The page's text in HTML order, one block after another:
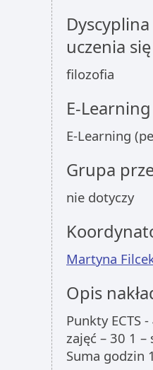
uczenia się
filozofia
E-Learning
E-Learning
Grupa
nie dotyczy
Martyna
Opis
Punkty ECTS
zajęć – 30 1
Suma godzin